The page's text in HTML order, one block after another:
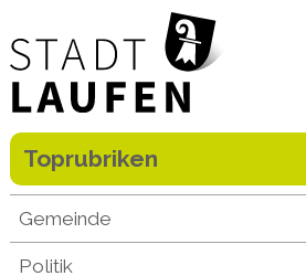
Direkt zum Inhalt springen
Mobilenavigation
Gemeinde
Politik
Toprubriken